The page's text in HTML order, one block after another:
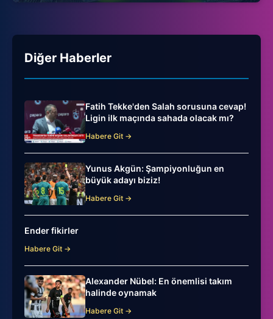
Diğer Haberler
Fatih Tekke'den Salah sorusuna cevap!
Ligin ilk maçında sahada olacak mı?
Habere Git →
Yunus Akgün: Şampiyonluğun en
büyük adayı biziz!
Habere Git →
Ender fikirler
Habere Git →
Alexander Nübel: En önemlisi takım
halinde oynamak
Habere Git →